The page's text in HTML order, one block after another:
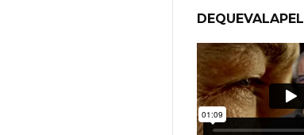
DEQUEVALAPELI